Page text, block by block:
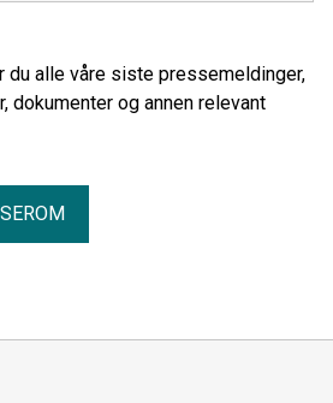
du alle våre siste pressemeldinger,
dokumenter og annen relevant